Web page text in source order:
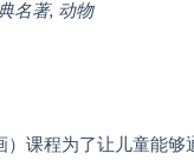
名著, 动物
）课程为了让儿童能